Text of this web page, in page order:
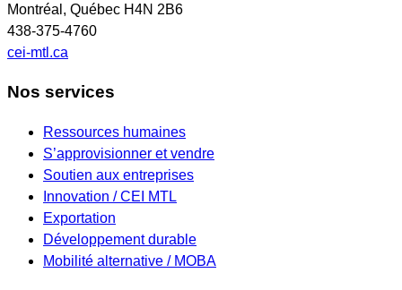
Montréal, Québec H4N 2B6
438-375-4760
cei-mtl.ca
Nos services
Ressources humaines
S’approvisionner et vendre
Soutien aux entreprises
Innovation / CEI MTL
Exportation
Développement durable
Mobilité alternative / MOBA